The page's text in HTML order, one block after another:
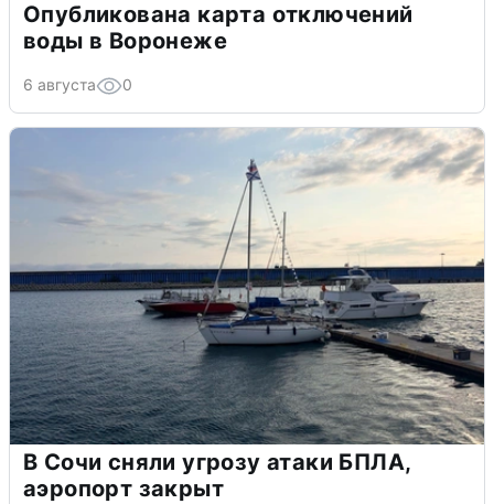
Опубликована карта отключений
воды в Воронеже
6 августа 0
В Сочи сняли угрозу атаки БПЛА,
аэропорт закрыт